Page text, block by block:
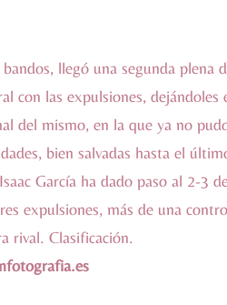
llegó una segunda plena
con las expulsiones, dejándoles
del mismo, en la que ya no
bien salvadas hasta el
García ha dado paso al 2-3
expulsiones, más de una
rival. Clasificación.